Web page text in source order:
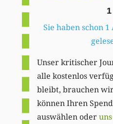
1
Sie haben schon
Unser kritischer
alle kostenlos
bleibt, brauchen
können Ihren
auswählen oder